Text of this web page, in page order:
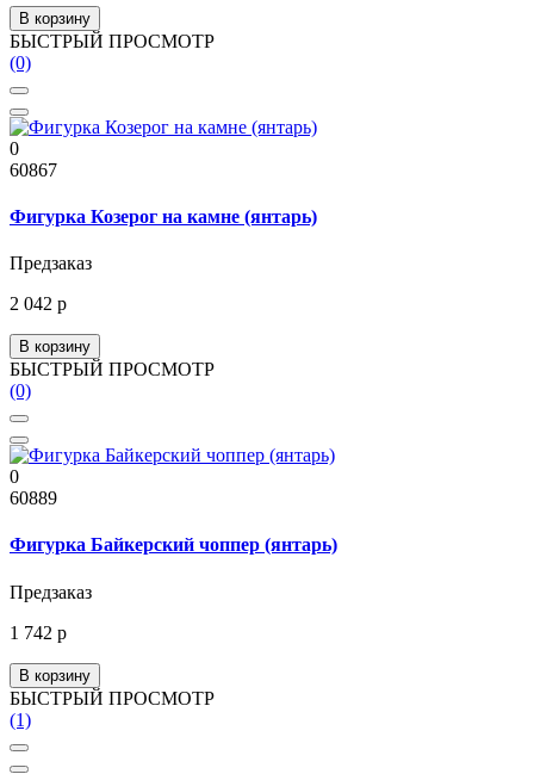
В корзину
БЫСТРЫЙ ПРОСМОТР
(0)
0
60867
Фигурка Козерог на камне (янтарь)
Предзаказ
2 042 р
В корзину
БЫСТРЫЙ ПРОСМОТР
(0)
0
60889
Фигурка Байкерский чоппер (янтарь)
Предзаказ
1 742 р
В корзину
БЫСТРЫЙ ПРОСМОТР
(1)